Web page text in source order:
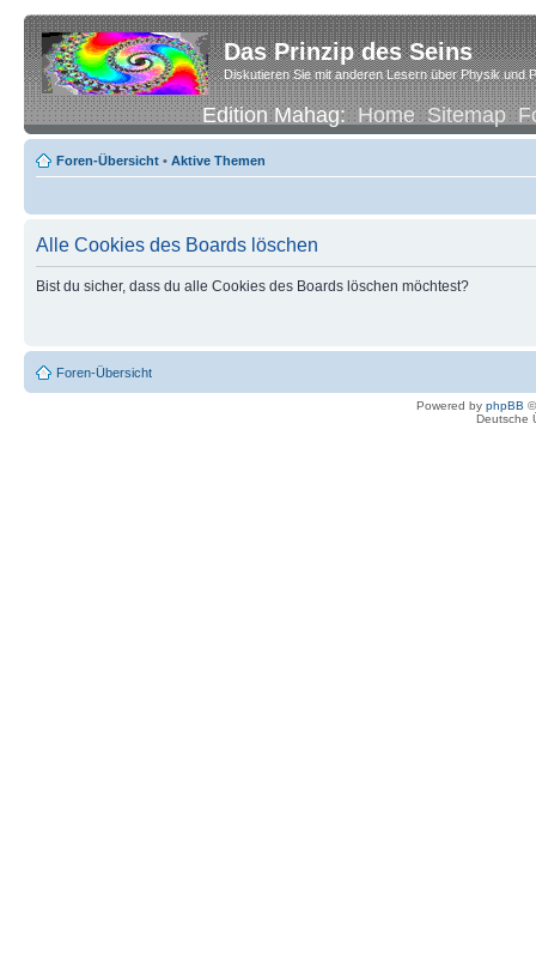
Das Prinzip des Seins
Diskutieren Sie mit anderen Lesern über Physik und
Edition Mahag:Home Sitemap
Foren-Übersicht • Aktive Themen
Alle Cookies des Boards löschen
Bist du sicher, dass du alle Cookies des Boards löschen möchtest?
Foren-Übersicht
Powered by phpBB
Deutsche